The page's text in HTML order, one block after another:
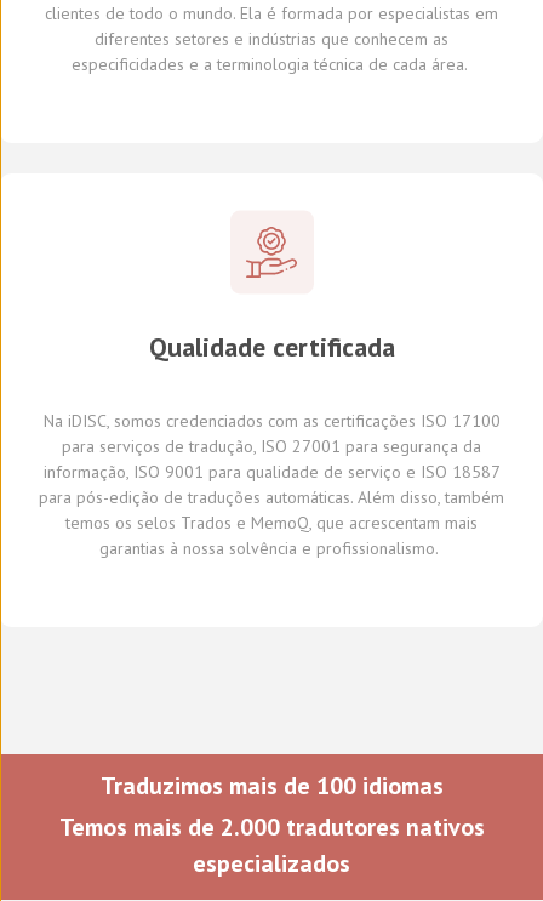
clientes de todo o mundo. Ela é formada por especialistas em
diferentes setores e indústrias que conhecem as
especificidades e aterminologia técnica de cada área.
Qualidade certificada
Na iDISC somos credenciados com as certificações ISO 17100
para serviços de tradução, ISO 27001 para segurança da
informação, ISO 9001 para qualidade de serviço e ISO 18587
para pós-edição de traduções automáticas. Além disso, também
temos os selos Trados e MemoQ , que acrescentam mais
garantias à nossa solvência e profissionalismo.
Traduzimos mais de 100 idiomas
Temos mais de 2.000 tradutores nativos
especializados